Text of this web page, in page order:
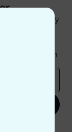
polskim, a przy
Thomann